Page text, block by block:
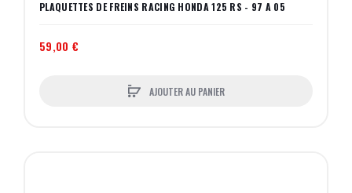
PLAQUETTES DE FREINS RACING HONDA 125 RS - 97 A 05
59,00 €
AJOUTER AU PANIER